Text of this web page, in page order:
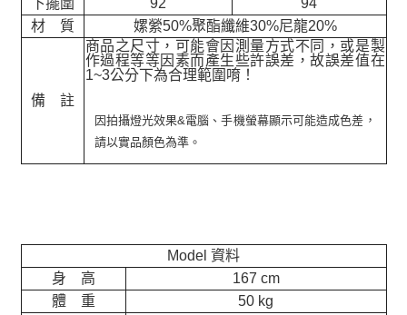
下擺圍
92
94
材 質
嫘縈50%聚酯纖維30%尼龍20%
備 註
商品之尺寸，可能會因測量方式不同，或是製
作過程等等因素而產生些許誤差，故誤差值在
1~3公分下為合理範圍唷！
因拍攝燈光效果&電腦、手機螢幕顯示可能造成色差，
請以實品顏色為準。
Model 資料
身 高
167 cm
體 重
50 kg